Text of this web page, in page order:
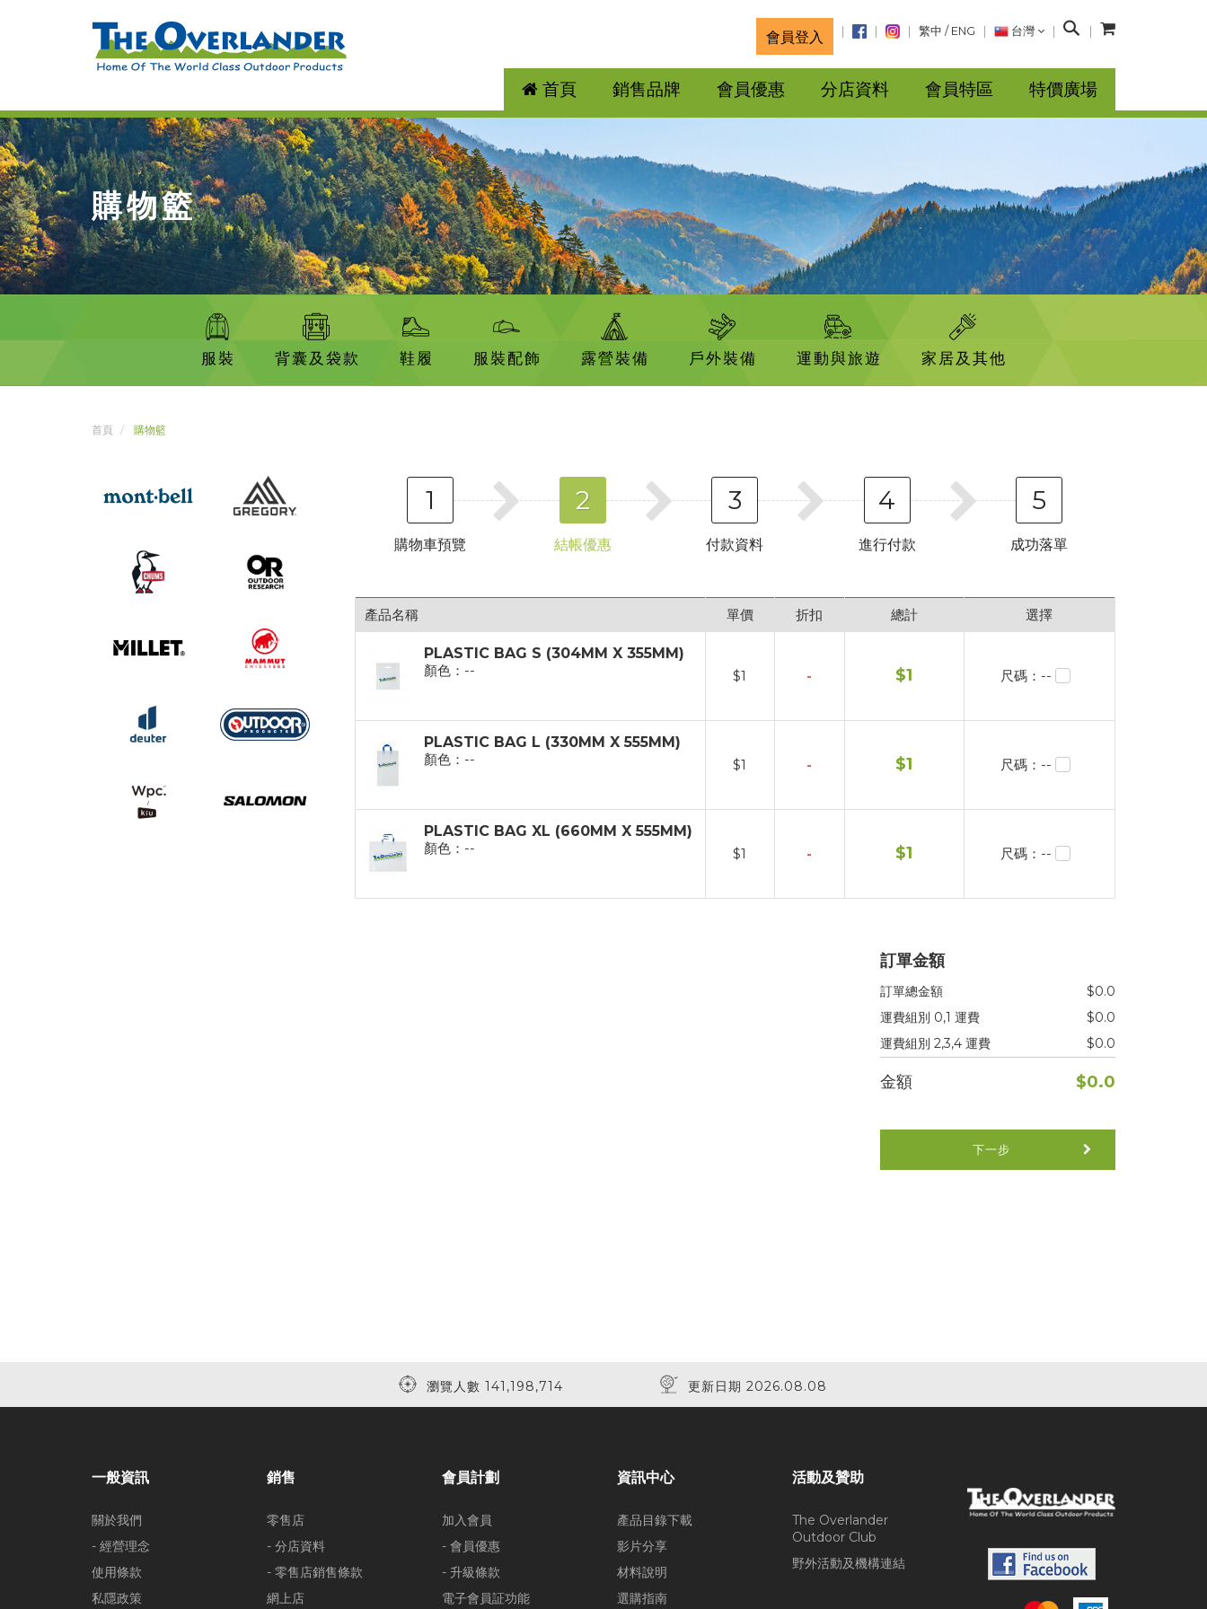
會員登入 繁中 / ENG 台灣
搜
首頁 銷售品牌 會員優惠 分店資料 會員特區 特價廣場
購物籃
服裝 背囊及袋款 鞋履 服裝配飾 露營裝備 戶外裝備 運動與旅遊 家居及其他
首頁 購物籃
1
購物車預覽
2
結帳優惠
3
付款資料
4
進行付款
5
成功落單
產品名稱 單價 折扣 總計 選擇
PLASTIC BAG S (304MM X 355MM)
顏色：--
$1 - $1 尺碼：--
PLASTIC BAG L (330MM X 555MM)
顏色：--
$1 - $1 尺碼：--
PLASTIC BAG XL (660MM X 555MM)
顏色：--
$1 - $1 尺碼：--
訂單金額
訂單總金額
$0.0
運費組別 0,1 運費
$0.0
運費組別 2,3,4 運費
$0.0
金額 $0.0
下一步
瀏覽人數 141,198,714 更新日期 2026.08.08
一般資訊
關於我們
- 經營理念
使用條款
私隱政策
銷售
零售店
- 分店資料
- 零售店銷售條款
網上店
會員計劃
加入會員
- 會員優惠
- 升級條款
電子會員証功能
資訊中心
產品目錄下載
影片分享
材料說明
選購指南
活動及贊助
The Overlander
Outdoor Club
野外活動及機構連結